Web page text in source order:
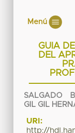
Menú
GUIA
DEL
SALGADO
GIL GIL
URI:
http://